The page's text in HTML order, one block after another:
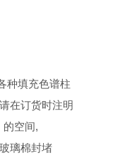
种填充色谱柱
在订货时注明
的空间,
璃棉封堵